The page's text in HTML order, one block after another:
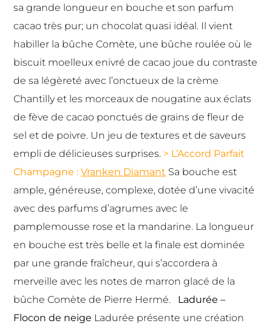
sa grande longueur en bouche et son parfum
cacao très pur; un chocolat quasi idéal. Il vient
habiller la bûche Comète, une bûche roulée où le
biscuit moelleux enivré de cacao joue du contraste
de sa légèreté avec l’onctueux de la crème
Chantilly et les morceaux de nougatine aux éclats
de fève de cacao ponctués de grains de fleur de
sel et de poivre. Un jeu de textures et de saveurs
empli de délicieuses surprises. > L’Accord Parfait
Champagne :Vranken Diamant Sa bouche est
ample, généreuse, complexe, dotée d’une vivacité
avec des parfums d’agrumes avec le
pamplemousse rose et la mandarine. La longueur
en bouche est très belle et la finale est dominée
par une grande fraîcheur, qui s’accordera à
merveille avec les notes de marron glacé de la
bûche Comète de Pierre Hermé. Ladurée –
Flocon de neige Ladurée présente une création